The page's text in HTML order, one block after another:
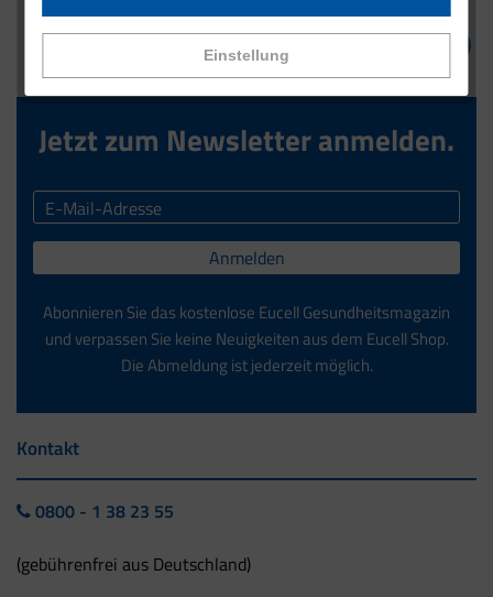
Einstellung
Jetzt zum Newsletter anmelden.
Anmelden
Abonnieren Sie das kostenlose Eucell Gesundheitsmagazin
und verpassen Sie keine Neuigkeiten aus dem Eucell Shop.
Die Abmeldung ist jederzeit möglich.
Kontakt
0800 - 1 38 23 55
(gebührenfrei aus Deutschland)